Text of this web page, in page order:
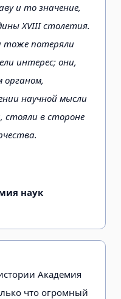
и то значение,
XVIII столетия.
тоже потеряли
интерес; они,
органом,
научной мысли
стояли в стороне
наук
Академия
что огромный